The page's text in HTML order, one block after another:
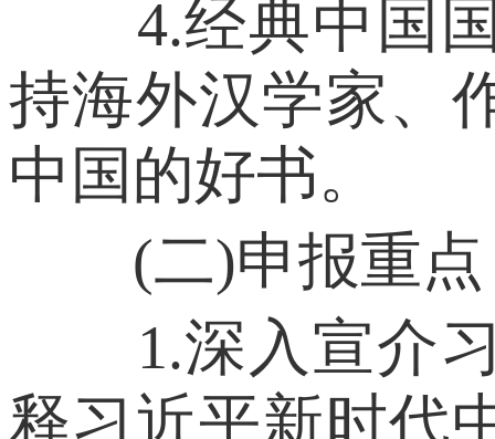
4.经典中国国
持海外汉学家、
中国的好书。
(二)申报重点
1.深入宣介习
释习近平新时代